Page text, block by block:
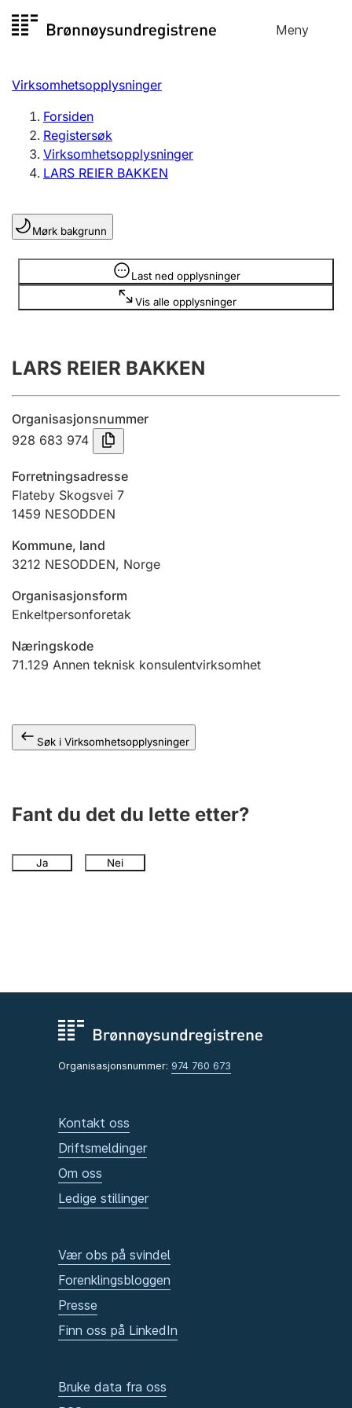
til
Meny
Registersøk
Aksjeselskap
Enkeltpersonforetak
Registrere, endre, slette
Lag og forening
Registrere, endre, slette
Årsregnskap
Innsending og forsinkelsesgebyr
Jeger
Ektepaktveileder
Offentlig sektor
Virksomhetsopplysninger
Forsiden
Registersøk
Virksomhetsopplysninger
LARS REIER BAKKEN
Mørk bakgrunn
Last ned opplysninger
Vis alle opplysninger
Opplysninger er skjult
LARS REIER BAKKEN
Organisasjonsnummer
928 683 974
Forretningsadresse
Flateby Skogsvei 7
1459 NESODDEN
Kommune, land
3212 NESODDEN, Norge
Organisasjonsform
Enkeltpersonforetak
Næringskode
71.129 Annen teknisk konsulentvirksomhet
Søk i Virksomhetsopplysninger
Fant du det du lette etter?
Ja Nei
Organisasjonsnummer: 974 760 673
Kontakt oss
Driftsmeldinger
Om oss
Ledige stillinger
Vær obs på svindel
Forenklingsbloggen
Presse
Finn oss på LinkedIn
Bruke data fra oss